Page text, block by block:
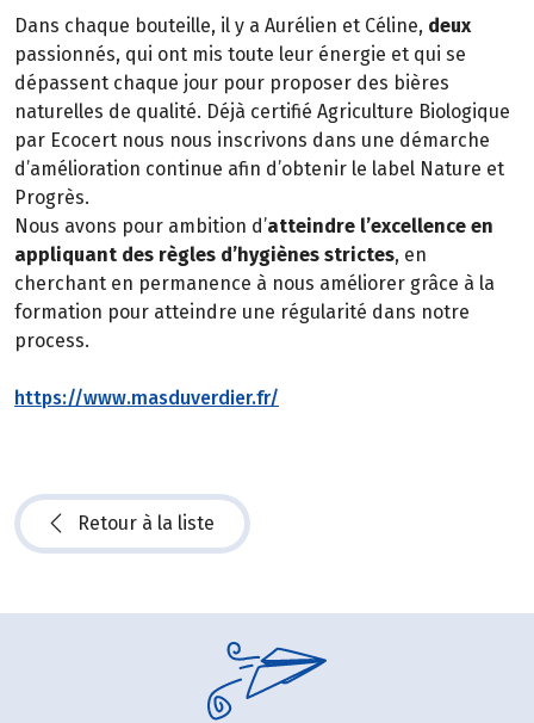
Dans chaque bouteille, il y a Aurélien et Céline, deux
passionnés, qui ont mis toute leur énergie et qui se
dépassent chaque jour pour proposer des bières
naturelles de qualité. Déjà certifié Agriculture Biologique
par Ecocert nous nous inscrivons dans une démarche
d’amélioration continue afin d’obtenir le label Nature et
Progrès.
Nous avons pour ambition d’atteindre l’excellence en
appliquant des règles d’hygiènes strictes, en
cherchant en permanence à nous améliorer grâce à la
formation pour atteindre une régularité dans notre
process.
https://www.masduverdier.fr/
Retour à la liste